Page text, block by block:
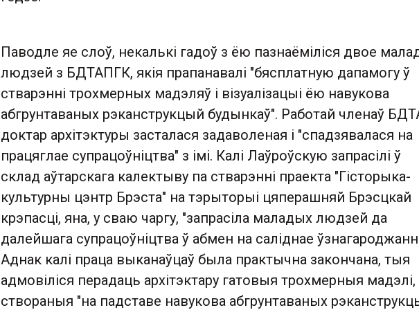
Паводле яе слоў, некалькі гадоў з ёю пазнаёміліся двое
людзей з БДТАПГК, якія прапанавалі "бясплатную дапамогу ў
стварэнні трохмерных мадэляў і візуалізацыі ёю навукова
абгрунтаваных рэканструкцый будынкаў". Работай членаў
доктар архітэктуры засталася задаволеная і "спадзявалася на
працяглае супрацоўніцтва" з імі. Калі Лаўроўскую запрасілі ў
склад аўтарскага калектыву па стварэнні праекта "Гісторыка-
культурны цэнтр Брэста" на тэрыторыі цяперашняй Брэсцкай
крэпасці, яна, у сваю чаргу, "запрасіла маладых людзей да
далейшага супрацоўніцтва ў абмен на саліднае
Аднак калі праца выканаўцаў была практычна закончана, тыя
адмовіліся перадаць архітэктару гатовыя трохмерныя мадэлі,
створаныя "на падставе навукова абгрунтаваных